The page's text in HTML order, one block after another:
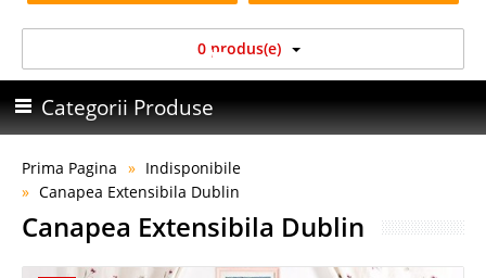
0 produs(e)
Categorii Produse
Prima Pagina
Indisponibile
Canapea Extensibila Dublin
Canapea Extensibila Dublin